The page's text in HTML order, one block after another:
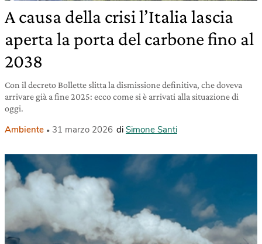
A causa della crisi l’Italia lascia
aperta la porta del carbone fino al
2038
Con il decreto Bollette slitta la dismissione definitiva, che doveva
arrivare già a fine 2025: ecco come si è arrivati alla situazione di
oggi.
Ambiente 31 marzo 2026 di Simone Santi